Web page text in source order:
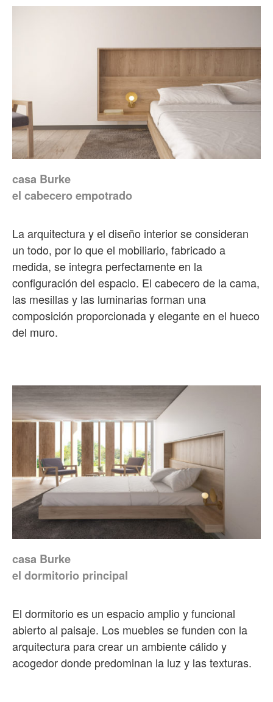
casa Burke
el cabecero empotrado
La arquitectura y el diseño interior se consideran
un todo, por lo que el mobiliario, fabricado a
medida, se integra perfectamente en la
configuración del espacio. El cabecero de la cama,
las mesillas y las luminarias forman una
composición proporcionada y elegante en el hueco
del muro.
casa Burke
el dormitorio principal
El dormitorio es un espacio amplio y funcional
abierto al paisaje. Los muebles se funden con la
arquitectura para crear un ambiente cálido y
acogedor donde predominan la luz y las texturas.